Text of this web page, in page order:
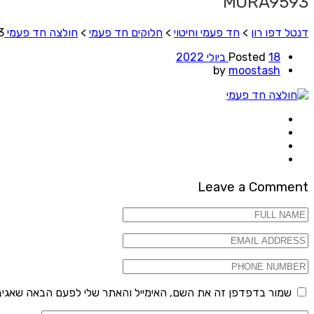
דנטל דפו רון > חד פעמי וחיטוי > חלוקים חד פעמי > חולצה חד פעמי S
Posted 18 ביולי 2022
by moostash
Leave a Comment
שמור בדפדפן זה את השם, האימייל והאתר שלי לפעם הבאה